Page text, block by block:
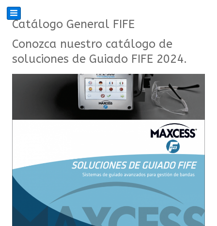
Catálogo General FIFE
Conozca nuestro catálogo de
soluciones de Guiado FIFE 2024.